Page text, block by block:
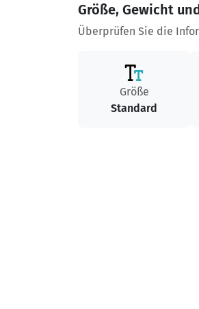
Größe, Gewicht
Überprüfen Sie die
Größe
Standard